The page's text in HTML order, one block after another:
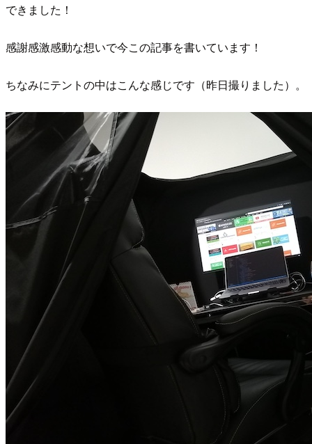
できました！
感謝感激感動な想いで今この記事を書いています！
ちなみにテントの中はこんな感じです（昨日撮りました）。